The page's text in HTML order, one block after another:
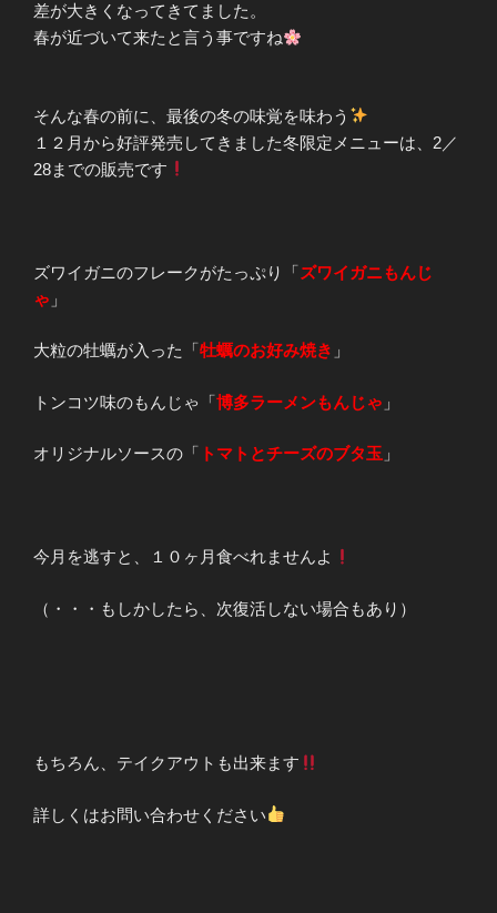
差が大きくなってきてました。
春が近づいて来たと言う事ですね
そんな春の前に、最後の冬の味覚を味わう
１２月から好評発売してきました冬限定メニューは、2／
28までの販売です
ズワイガニのフレークがたっぷり「ズワイガニもんじ
ゃ 」
大粒の牡蠣が入った「牡蠣のお好み焼き 」
トンコツ味のもんじゃ「博多ラーメンもんじゃ 」
オリジナルソースの「 トマトとチーズのブタ玉 」
今月を逃すと、１０ヶ月食べれませんよ
（・・・もしかしたら、次復活しない場合もあり）
もちろん、テイクアウトも出来ます
詳しくはお問い合わせください